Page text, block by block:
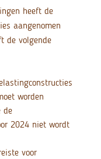
heeft de
aangenomen
de volgende
worden
de
2024 niet wordt
voor